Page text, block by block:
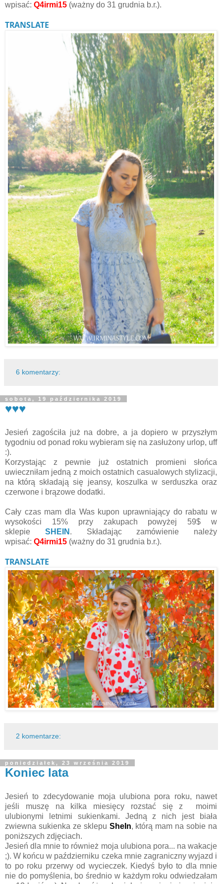
wpisać: Q4irmi15 (ważny do 31 grudnia b.r.).
TRANSLATE
6 komentarzy:
sobota, 19 października 2019
♥♥♥
Jesień zagościła już na dobre, a ja dopiero w przyszłym
tygodniu od ponad roku wybieram się na zasłużony urlop, uff
:).
Korzystając z pewnie już ostatnich promieni słońca
uwieczniłam jedną z moich ostatnich casualowych stylizacji,
na którą składają się jeansy, koszulka w serduszka oraz
czerwone i brązowe dodatki.
Cały czas mam dla Was kupon uprawniający do rabatu w
wysokości 15% przy zakupach powyżej 59$ w
sklepie SHEIN . Składając zamówienie należy
wpisać: Q4irmi15 (ważny do 31 grudnia b.r.).
TRANSLATE
2 komentarze:
poniedziałek, 23 września 2019
Koniec lata
Jesień to zdecydowanie moja ulubiona pora roku, nawet
jeśli muszę na kilka miesięcy rozstać się z moimi
ulubionymi letnimi sukienkami. Jedną z nich jest biała
zwiewna sukienka ze sklepu SheIn, którą mam na sobie na
poniższych zdjęciach.
Jesień dla mnie to również moja ulubiona pora... na wakacje
;). W końcu w październiku czeka mnie zagraniczny wyjazd i
to po roku przerwy od wycieczek. Kiedyś było to dla mnie
nie do pomyślenia, bo średnio w każdym roku odwiedzałam